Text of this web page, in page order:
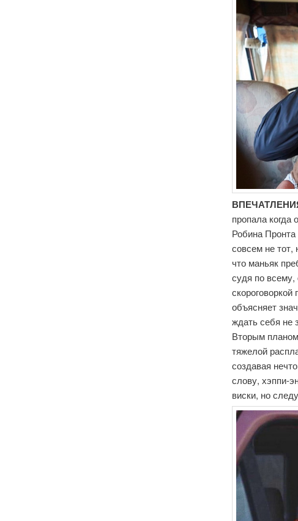
пропала когда
Робина Пронта
совсем не
что маньяк
судя по всему,
объясняет
ждать себя не
Вторым
тяжелой
создавая
слову, хэппи-
виски, но